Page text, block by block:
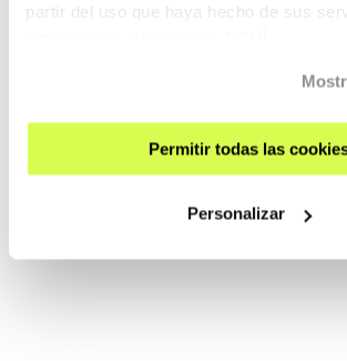
partir del uso que haya hecho de sus
Permitir todas las
Personalizar